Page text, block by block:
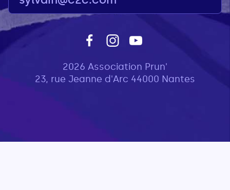
2026 Association Prun'
23, rue Jeanne d'Arc 44000 Nantes